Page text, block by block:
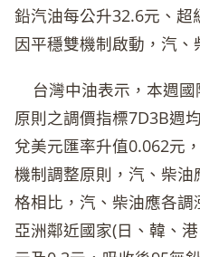
鉛汽油每公升32.6元、
因平穩雙機制啟動，汽、
台灣中油表示，本週國
原則之調價指標7D3B週
兌美元匯率升值0.062元
機制調整原則，汽、柴
格相比，汽、柴油應各
亞洲鄰近國家(日、韓、